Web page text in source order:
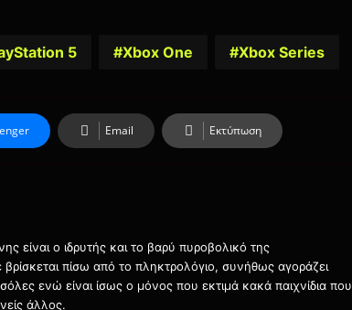
5 Xbox One Xbox Series
Email Εκτύπωση
είναι ο ιδρυτής και το βαρύ πυροβολικό της
πίσω από το πληκτρολόγιο, συνήθως αγοράζει
ενώ είναι ίσως ο μόνος που εκτιμά κακά παιχνίδια που
άλλος.